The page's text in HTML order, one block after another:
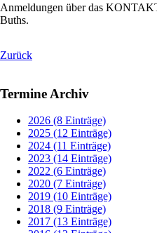
Anmeldungen über das
Buths.
Zurück
Termine Archiv
2026 (8 Einträge)
2025 (12 Einträge)
2024 (11 Einträge)
2023 (14 Einträge)
2022 (6 Einträge)
2020 (7 Einträge)
2019 (10 Einträge)
2018 (9 Einträge)
2017 (13 Einträge)